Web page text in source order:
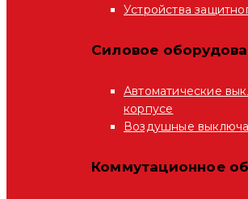
Устройства
Силовое
Автоматические
корпусе
Воздушные
Коммутационное